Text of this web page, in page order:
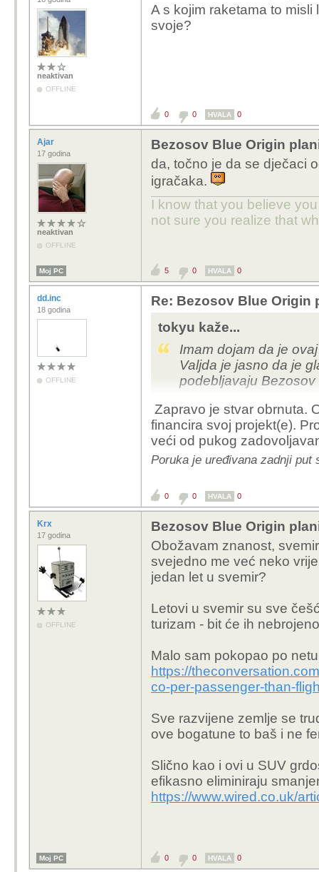
neaktivan
OFFLINE
A s kojim raketama to
svoje?
0 0 HVALA 0
Ajar
17 godina
neaktivan
OFFLINE
Bezosov Blue Origin
da, točno je da se dječaci
igračaka.
I know that you believe
not sure you realize that
Moj PC 5 0 HVALA 0
dd.inc
18 godina
OFFLINE
Re: Bezosov Blue Origin
tokyu kaže...
Imam dojam da je
Valjda je jasno da je
podebljavaju
Zapravo je stvar obrnuta.
financira svoj projekt(e).
veći od pukog
Poruka je uređivana zadnji put
0 0 HVALA 0
Krx
17 godina
OFFLINE
Bezosov Blue Origin
Obožavam znanost,
svejedno me već neko
jedan let u svemir?
Letovi u svemir su sve
turizam - bit će ih
Malo sam pokopao po
https://
co-per-passenger-than-
Sve razvijene zemlje se
ove bogatune to baš i ne
Slično kao i ovi u SUV
efikasno eliminiraju
https://www.wired.co.uk/
Moj PC 0 0 HVALA 0